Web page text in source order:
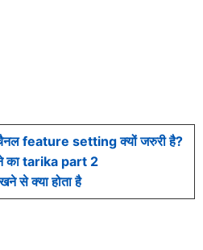
feature setting क्यों जरुरी है?
का tarika part 2
से क्या होता है